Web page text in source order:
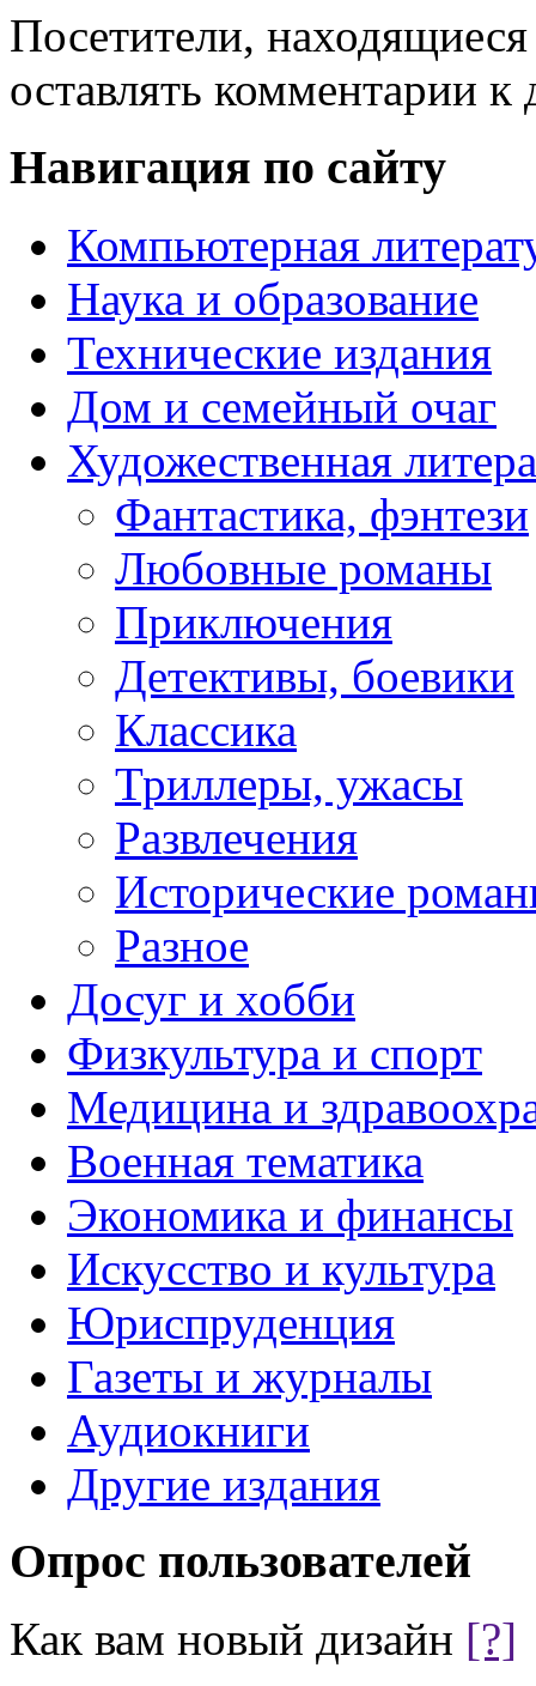
Посетители,
оставлять комментарии к
Навигация по сайту
Компьютерная
Наука и образование
Технические издания
Дом и семейный очаг
Художественная
Фантастика, фэнтези
Любовные романы
Приключения
Детективы, боевики
Классика
Триллеры, ужасы
Развлечения
Исторические
Разное
Досуг и хобби
Физкультура и спорт
Медицина и
Военная тематика
Экономика и финансы
Искусство и культура
Юриспруденция
Газеты и журналы
Аудиокниги
Другие издания
Опрос пользователей
Как вам новый дизайн [?]